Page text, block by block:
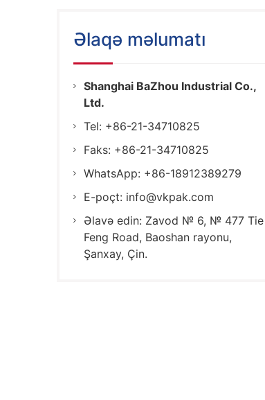
Əlaqə məlumatı
Shanghai BaZhou Industrial Co.,
Ltd.
Tel: +86-21-34710825
Faks: +86-21-34710825
WhatsApp: +86-18912389279
E-poçt: info@vkpak.com
Əlavə edin: Zavod № 6, № 477 Tie
Feng Road, Baoshan rayonu,
Şanxay, Çin.